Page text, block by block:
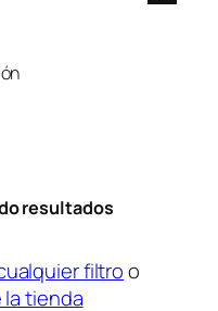
resultados
filtroo
la tienda